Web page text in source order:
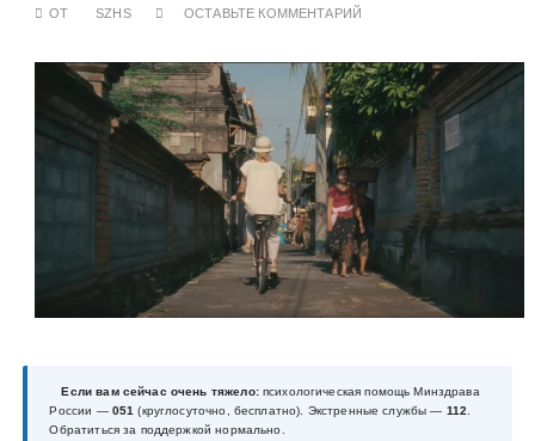
ОТ SZHS ОСТАВЬТЕ КОММЕНТАРИЙ
Если вам сейчас очень тяжело:психологическая помощь Минздрава
России — 051 (круглосуточно, бесплатно). Экстренные службы — 112
Обратиться за поддержкой нормально.